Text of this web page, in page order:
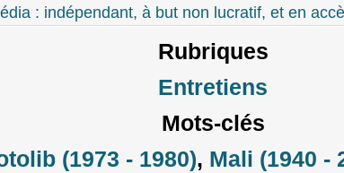
: indépendant, à but non lucratif, et en
Rubriques
Entretiens
Mots-clés
(1973 - 1980), Mali (1940 -